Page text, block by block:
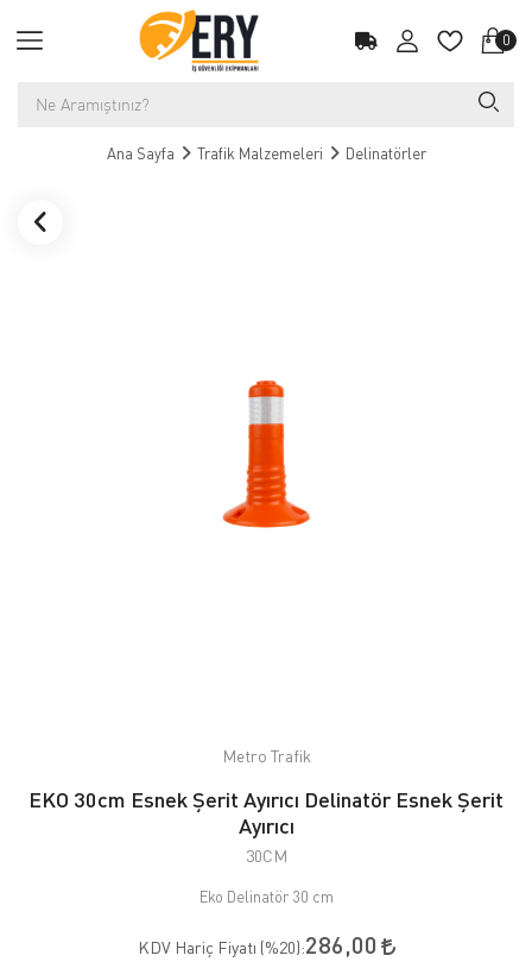
0
Ana Sayfa Trafik Malzemeleri Delinatörler
Metro Trafik
EKO 30cm Esnek Şerit Ayırıcı Delinatör Esnek Şerit
Ayırıcı
30CM
Eko Delinatör 30 cm
KDV Hariç Fiyatı (%20):286,00